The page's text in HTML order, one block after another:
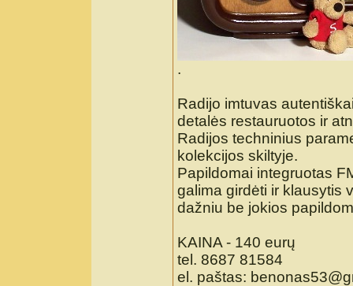
.
Radijo imtuvas
detalės restauruotos ir
Radijos techninius
kolekcijos skiltyje.
Papildomai integruotas
galima girdėti ir klausytis
dažniu be jokios
KAINA - 140 eurų
tel. 8687 81584
el. paštas: